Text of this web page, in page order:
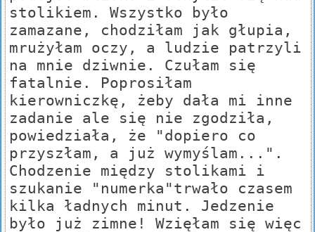
stolikiem. Wszystko było
zamazane, chodziłam jak głupia,
mrużyłam oczy, a ludzie patrzyli
na mnie dziwnie. Czułam się
fatalnie. Poprosiłam
kierowniczkę, żeby dała mi inne
zadanie ale się nie zgodziła,
powiedziała, że "dopiero co
przyszłam, a już wymyślam...".
Chodzenie między stolikami i
szukanie "numerka"trwało czasem
kilka ładnych minut. Jedzenie
było już zimne! Wzięłam się więc